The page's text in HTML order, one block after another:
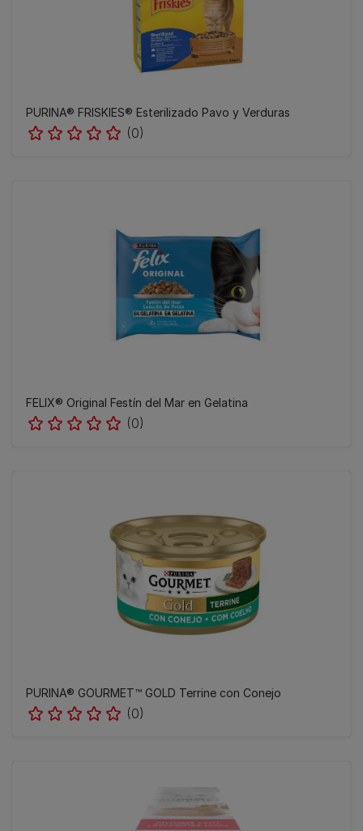
PURINA® FRISKIES® Esterilizado Pavo y Verduras
(0)
FELIX® Original Festín del Mar en Gelatina
(0)
PURINA® GOURMET™ GOLD Terrine con Conejo
(0)